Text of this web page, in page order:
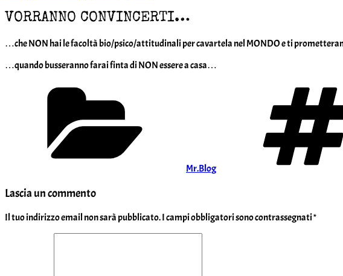
VORRANNO CONVINCERTI…
…che NON hai le facoltà bio/psico/attitudinali per cavartela nel MONDO e ti
…quando busseranno farai finta di NON essere a casa…
Mr.Blog
Lascia un commento
Il tuo indirizzo email non sarà pubblicato.I campi obbligatori sono contrassegnati*